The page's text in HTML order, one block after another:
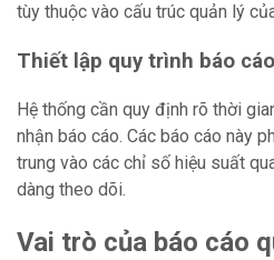
tùy thuộc vào cấu trúc quản lý
Thiết lập quy trình báo cáo
Hệ thống cần quy định rõ thời
nhận báo cáo. Các báo cáo này
trung vào các chỉ số hiệu suất
dàng theo dõi.
Vai trò của báo cáo